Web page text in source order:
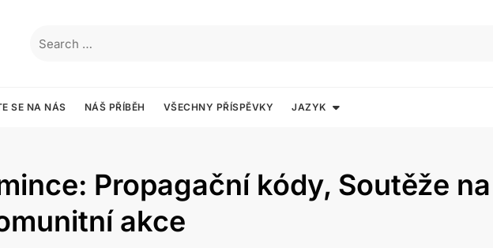
for:
SE NA NÁS NÁŠ PŘÍBĚH VŠECHNY PŘÍSPĚVKY JAZYK
Propagační kódy, Soutěže
akce